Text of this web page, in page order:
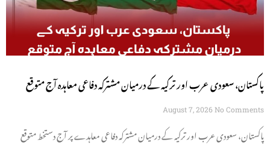
پاکستان، سعودی عرب اور ترکیہ کے درمیان مشترکہ دفاعی معاہدہ آج متوقع
August 7, 2026 No Comments
پاکستان، سعودی عرب اور ترکیہ کے درمیان مشترکہ دفاعی معاہدے پر آج دستخط متوقع